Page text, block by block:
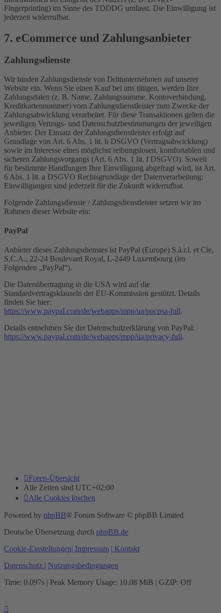
Fingerprinting) im Sinne des TDDDG umfasst. Die Einwilligung ist
jederzeit widerrufbar.
7. eCommerce und Zahlungs­anbieter
Zahlungsdienste
Wir binden Zahlungsdienste von Drittunternehmen auf unserer
Website ein. Wenn Sie einen Kauf bei uns tätigen, werden Ihre
Zahlungsdaten (z. B. Name, Zahlungssumme, Kontoverbindung,
Kreditkartennummer) vom Zahlungsdienstleister zum Zwecke der
Zahlungsabwicklung verarbeitet. Für diese Transaktionen gelten die
jeweiligen Vertrags- und Datenschutzbestimmungen der jeweiligen
Anbieter. Der Einsatz der Zahlungsdienstleister erfolgt auf
Grundlage von Art. 6 Abs. 1 lit. b DSGVO (Vertragsabwicklung)
sowie im Interesse eines möglichst reibungslosen, komfortablen und
sicheren Zahlungsvorgangs (Art. 6 Abs. 1 lit. f DSGVO). Soweit
für bestimmte Handlungen Ihre Einwilligung abgefragt wird, ist Art.
6 Abs. 1 lit. a DSGVO Rechtsgrundlage der Datenverarbeitung;
Einwilligungen sind jederzeit für die Zukunft widerrufbar.
Folgende Zahlungsdienste / Zahlungsdienstleister setzen wir im
Rahmen dieser Website ein:
PayPal
Anbieter dieses Zahlungsdienstes ist PayPal (Europe) S.à.r.l. et Cie,
S.C.A., 22-24 Boulevard Royal, L-2449 Luxembourg (im
Folgenden „PayPal“).
Die Datenübertragung in die USA wird auf die
Standardvertragsklauseln der EU-Kommission gestützt. Details
finden Sie hier:
https://www.paypal.com/de/webapps/mpp/ua/pocpsa-full.
Details entnehmen Sie der Datenschutzerklärung von PayPal:
https://www.paypal.com/de/webapps/mpp/ua/privacy-full.
Foren-Übersicht
Alle Zeiten sind UTC+02:00
Alle Cookies löschen
Powered by phpBB® Forum Software © phpBB Limited
Deutsche Übersetzung durch phpBB.de
Cookie-Einstellungen| Impressum | Kontakt
Datenschutz | Nutzungsbedingungen
Time: 0.097s | Peak Memory Usage: 10.08 MiB | GZIP: Off